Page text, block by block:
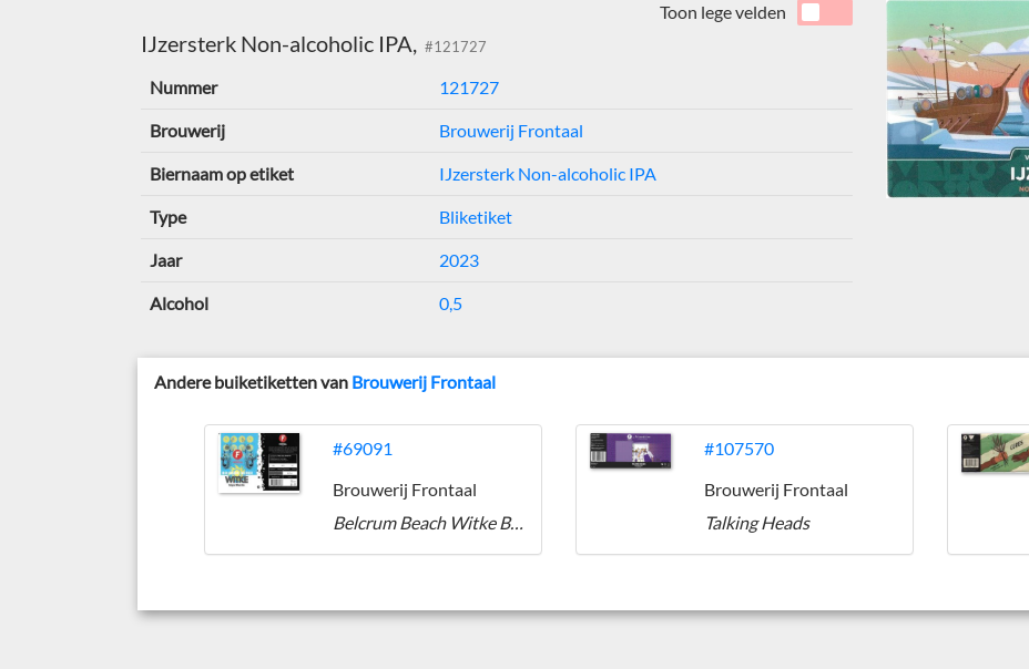
IJzersterk Non-alcoholic IPA, #121727
Toon lege velden
Nummer 121727
Brouwerij Brouwerij Frontaal
Biernaam op etiket IJzersterk Non-alcoholic IPA
Type Bliketiket
Jaar 2023
Alcohol 0,5
Andere buiketiketten van Brouwerij Frontaal
#69091
Brouwerij Frontaal
Belcrum Beach Witke Belgian Wheat Ale
#107570
Brouwerij Frontaal
Talking Heads